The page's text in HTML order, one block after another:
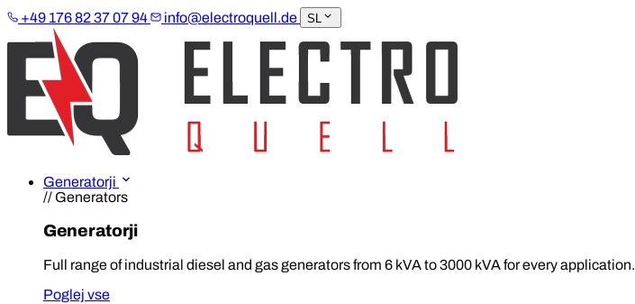
+49 176 82 37 07 94 info@electroquell.de SL
Generatorji
// Generators
Generatorji
Full range of industrial diesel and gas generators from 6 kVA to 3000 kVA for every application.
Poglej vse